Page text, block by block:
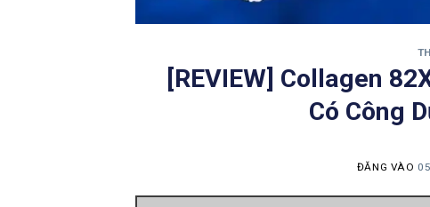
[REVIEW] Collagen
Có Công
ĐĂNG VÀO